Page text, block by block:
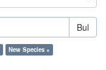
Bul
New Species ×